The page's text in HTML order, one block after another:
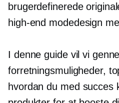
brugerdefinerede
high-end modedesign
I denne guide vil vi
forretningsmuligheder,
hvordan du med succes